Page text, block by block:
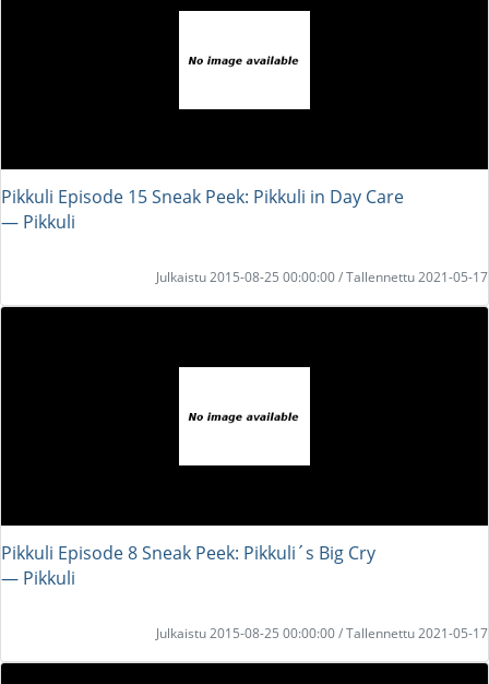
Pikkuli Episode 15 Sneak Peek: Pikkuli in Day Care
― Pikkuli
Julkaistu 2015-08-25 00:00:00 / Tallennettu 2021-05-17
Pikkuli Episode 8 Sneak Peek: Pikkuli´s Big Cry
― Pikkuli
Julkaistu 2015-08-25 00:00:00 / Tallennettu 2021-05-17